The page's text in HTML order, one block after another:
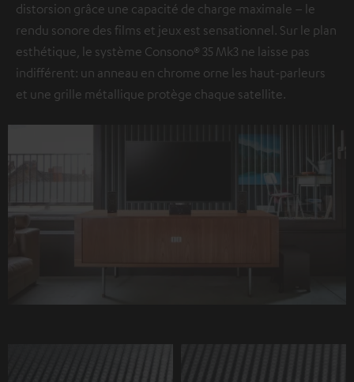
distorsion grâce une capacité de charge maximale – le
rendu sonore des films et jeux est sensationnel. Sur le plan
esthétique, le système Consono® 35 Mk3 ne laisse pas
indifférent: un anneau en chrome orne les haut-parleurs
et une grille métallique protège chaque satellite.